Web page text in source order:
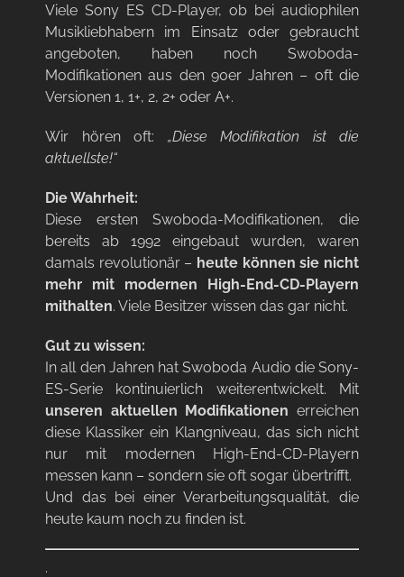
Viele Sony ES CD-Player, ob bei audiophilen
Musikliebhabern im Einsatz oder gebraucht
angeboten, haben noch Swoboda-
Modifikationen aus den 90er Jahren – oft die
Versionen 1, 1+, 2, 2+ oder A+.
Wir hören oft: „Diese Modifikation ist die
aktuellste!“
Die Wahrheit:
Diese ersten Swoboda-Modifikationen, die
bereits ab 1992 eingebaut wurden, waren
damals revolutionär – heute können sie nicht
mehr mit modernen High-End-CD-Playern
mithalten. Viele Besitzer wissen das gar nicht.
Gut zu wissen:
In all den Jahren hat Swoboda Audio die Sony-
ES-Serie kontinuierlich weiterentwickelt. Mit
unseren aktuellen Modifikationen erreichen
diese Klassiker ein Klangniveau, das sich nicht
nur mit modernen High-End-CD-Playern
messen kann – sondern sie oft sogar übertrifft.
Und das bei einer Verarbeitungsqualität, die
heute kaum noch zu finden ist.
.